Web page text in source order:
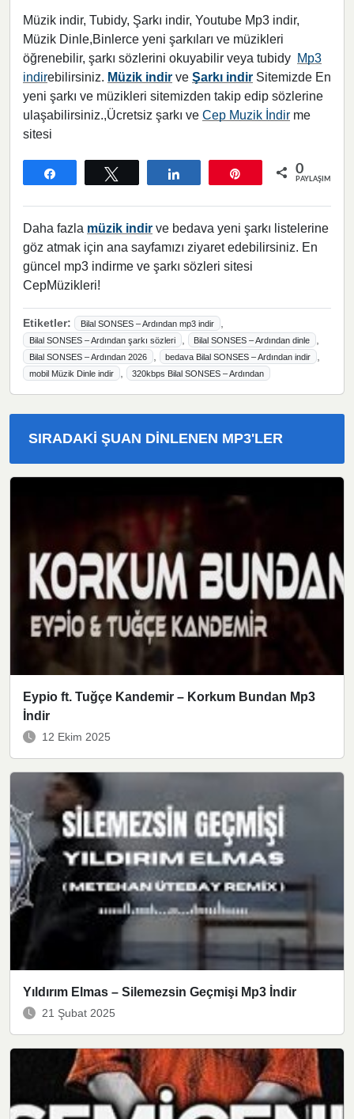
Müzik indir, Tubidy, Şarkı indir, Youtube Mp3 indir,
Müzik Dinle,Binlerce yeni şarkıları ve müzikleri
öğrenebilir, şarkı sözlerini okuyabilir veya tubidy Mp3
indirebilirsiniz. Müzik indir ve Şarkı indir Sitemizde En
yeni şarkı ve müzikleri sitemizden takip edip sözlerine
ulaşabilirsiniz.,Ücretsiz şarkı ve Cep Muzik İndir me
sitesi
0
PAYLAŞIMLAR
Daha fazla müzik indir ve bedava yeni şarkı listelerine
göz atmak için ana sayfamızı ziyaret edebilirsiniz. En
güncel mp3 indirme ve şarkı sözleri sitesi
CepMüzikleri!
Etiketler: Bilal SONSES – Ardından mp3 indir
Bilal SONSES – Ardından şarkı sözleri Bilal SONSES – Ardından dinle
Bilal SONSES – Ardından 2026 bedava Bilal SONSES – Ardından indir
mobil Müzik Dinle indir 320kbps Bilal SONSES – Ardından
SIRADAKI ŞUAN DINLENEN MP3'LER
Eypio ft. Tuğçe Kandemir – Korkum Bundan Mp3
İndir
12 Ekim 2025
Yıldırım Elmas – Silemezsin Geçmişi Mp3 İndir
21 Şubat 2025